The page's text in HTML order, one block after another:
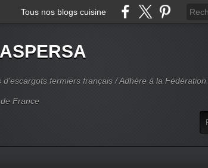
Tous nos blogs cuisine
fermiers français / Adhère à la Fédération
France